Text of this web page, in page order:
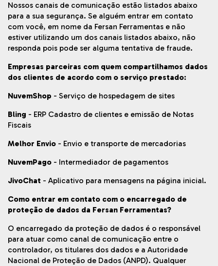
Nossos canais de comunicação estão listados abaixo
para a sua segurança. Se alguém entrar em contato
com você, em nome da Fersan Ferramentas e não
estiver utilizando um dos canais listados abaixo, não
responda pois pode ser alguma tentativa de fraude.
Empresas parceiras com quem compartilhamos dados
dos clientes de acordo com o serviço prestado:
NuvemShop - Serviço de hospedagem de sites
Bling - ERP Cadastro de clientes e emissão de Notas
Fiscais
Melhor Envio - Envio e transporte de mercadorias
NuvemPago - Intermediador de pagamentos
JivoChat - Aplicativo para mensagens na página inicial.
Como entrar em contato com o encarregado de
proteção de dados da Fersan Ferramentas?
O encarregado da proteção de dados é o responsável
para atuar como canal de comunicação entre o
controlador, os titulares dos dados e a Autoridade
Nacional de Proteção de Dados (ANPD). Qualquer